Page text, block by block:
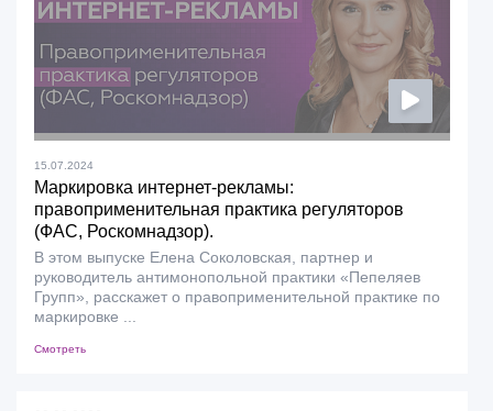
15.07.2024
Маркировка интернет-рекламы:
правоприменительная практика регуляторов
(ФАС, Роскомнадзор).
В этом выпуске Елена Соколовская, партнер и
руководитель антимонопольной практики «Пепеляев
Групп», расскажет о правоприменительной практике по
маркировке ...
Смотреть